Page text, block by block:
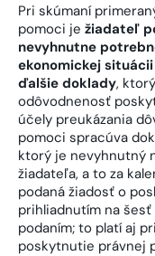
Pri skúmaní
pomoci je žiadateľ
nevyhnutne
ekonomickej
ďalšie doklady,
odôvodnenosť
účely preukázania
pomoci spracúva
ktorý je nevyhnutný
žiadateľa, a to za
podaná žiadosť o
prihliadnutím na
podaním; to platí aj
poskytnutie právnej